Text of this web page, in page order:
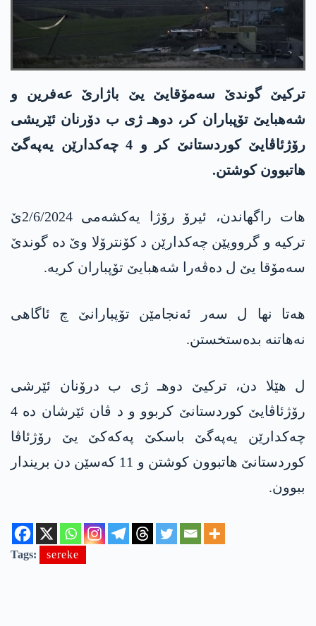
ترکیێ گوندێ سەمۆقایێ یێ باژارێ عەفرین و
شەهبایێ تۆپباران کر، دوهـ ژی ب دۆرنان ئێریشی
رۆژئاڤایێ كوردستانێ كر و 4 چه‌كدارێن یه‌په‌گێ
هاتبوون كوشتن.
هات راگهاندن، ئیرۆ رۆژا یه‌كشه‌می 2/6/2024ێ
ترکیە و گرووپێن چەکدارێن د کۆنترۆلا وێ دە گوندێ
سەمۆقا یێ ل ده‌ڤه‌را شه‌هبایێ تۆپباران کریە.
هەتا نها ل سەر ئەنجامێن تۆپبارانێ چ ئاگاهی
نەهاتنە بدەستخستن.
ل هێلا دن، ترکیێ دوهـ ژی ب درۆنان ئێرشی
رۆژئاڤایێ کوردستانێ کربوو و د ڤان ئێرشان دە 4
چه‌كدارێن یه‌په‌گێ باسكێ په‌كه‌كێ یێ رۆژئاڤا
كوردستانێ هاتبوون كوشتن و 11 كه‌سێن دن بریندار
ببوون.
Tags: sereke